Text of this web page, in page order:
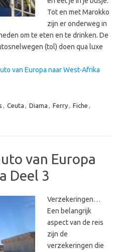
Tot en met Marokko
zijn er onderweg in
om te eten en te drinken. De
(tol) doen qua luxe
van Europa naar West-Afrika
Ceuta Diama Ferry Fiche
van Europa
Deel 3
Verzekeringen…
Een belangrijk
aspect van de reis
zijn de
verzekeringen die